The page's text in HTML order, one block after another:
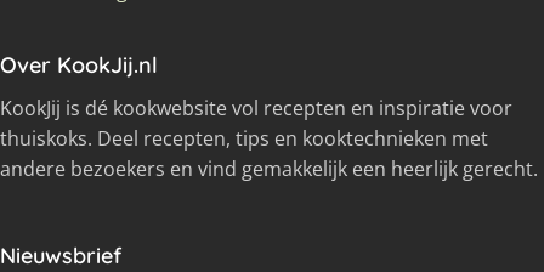
Over KookJij.nl
KookJij is dé kookwebsite vol recepten en inspiratie voor
thuiskoks. Deel recepten, tips en kooktechnieken met
andere bezoekers en vind gemakkelijk een heerlijk gerecht.
Nieuwsbrief